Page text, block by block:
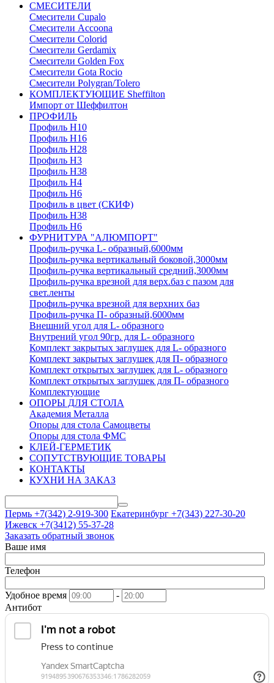
СМЕСИТЕЛИ
Cмесители Cupalo
Смесители Accoona
Смесители Colorid
Смесители Gerdamix
Смесители Golden Fox
Смесители Gota Rocio
Смесители Polygran/Tolero
КОМПЛЕКТУЮЩИЕ Sheffilton
Импорт от Шеффилтон
ПРОФИЛЬ
Профиль H10
Профиль H16
Профиль H28
Профиль H3
Профиль H38
Профиль H4
Профиль H6
Профиль в цвет (СКИФ)
Профиль H38
Профиль H6
ФУРНИТУРА "АЛЮМПОРТ"
Профиль-ручка L- образный,6000мм
Профиль-ручка вертикальный боковой,3000мм
Профиль-ручка вертикальный средний,3000мм
Профиль-ручка врезной для верх.баз с пазом для
свет.ленты
Профиль-ручка врезной для верхних баз
Профиль-ручка П- образный,6000мм
Внешний угол для L- образного
Внутрений угол 90гр. для L- образного
Комплект закрытых заглушек для L- образного
Комплект закрытых заглушек для П- образного
Комплект открытых заглушек для L- образного
Комплект открытых заглушек для П- образного
Комплектующие
ОПОРЫ ДЛЯ СТОЛА
Академия Металла
Опоры для стола Самоцветы
Опоры для стола ФМС
КЛЕЙ-ГЕРМЕТИК
СОПУТСТВУЮЩИЕ ТОВАРЫ
КОНТАКТЫ
КУХНИ НА ЗАКАЗ
Пермь +7(342) 2-919-300 Екатеринбург +7(343) 227-30-20
Ижевск +7(3412) 55-37-28
Заказать обратный звонок
Ваше имя
Телефон
Удобное время
-
Антибот